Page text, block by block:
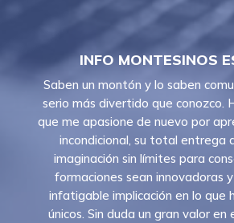
INFO MONTESINOS
Saben un montón y lo saben
serio más divertido que conozco.
que me apasione de nuevo por
incondicional, su total entrega
imaginación sin límites para
formaciones sean innovadoras
infatigable implicación en lo que
únicos. Sin duda un gran valor en